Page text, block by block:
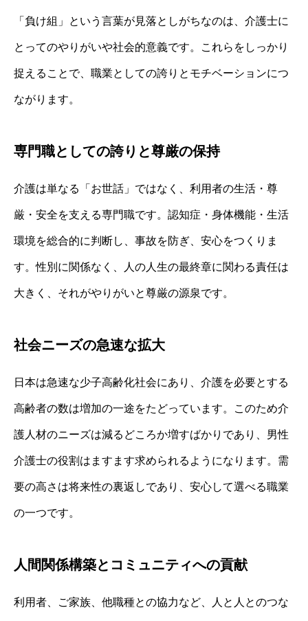
「負け組」という言葉が見落としがちなのは、介護士に
とってのやりがいや社会的意義です。これらをしっかり
捉えることで、職業としての誇りとモチベーションにつ
ながります。
専門職としての誇りと尊厳の保持
介護は単なる「お世話」ではなく、利用者の生活・尊
厳・安全を支える専門職です。認知症・身体機能・生活
環境を総合的に判断し、事故を防ぎ、安心をつくりま
す。性別に関係なく、人の人生の最終章に関わる責任は
大きく、それがやりがいと尊厳の源泉です。
社会ニーズの急速な拡大
日本は急速な少子高齢化社会にあり、介護を必要とする
高齢者の数は増加の一途をたどっています。このため介
護人材のニーズは減るどころか増すばかりであり、男性
介護士の役割はますます求められるようになります。需
要の高さは将来性の裏返しであり、安心して選べる職業
の一つです。
人間関係構築とコミュニティへの貢献
利用者、ご家族、他職種との協力など、人と人とのつな